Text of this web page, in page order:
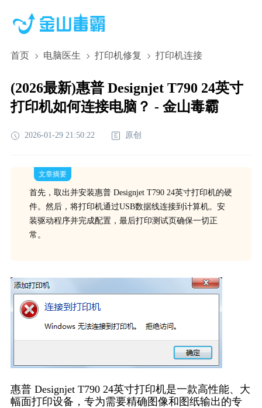
首页 电脑医生 打印机修复 打印机连接
(2026最新)惠普 Designjet T790 24英寸
打印机如何连接电脑？ - 金山毒霸
2026-01-29 21:50:22 原创
文章摘要
首先，取出并安装惠普 Designjet T790 24英寸打印机的硬
件。然后，将打印机通过USB数据线连接到计算机。安
装驱动程序并完成配置，最后打印测试页确保一切正
常。
惠普 Designjet T790 24英寸打印机是一款高性能、大
幅面打印设备，专为需要精确图像和图纸输出的专